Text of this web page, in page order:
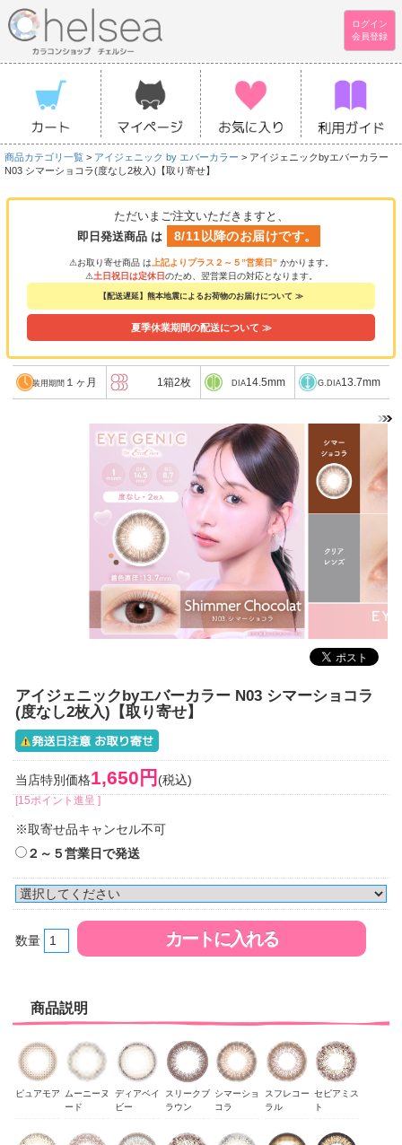
ログイン
会員登録
商品カテゴリ一覧 > アイジェニック by エバーカラー > アイジェニックbyエバーカラー
N03 シマーショコラ(度なし2枚入)【取り寄せ】
ただいまご注文いただきますと、
即日発送商品 は
8/11以降のお届けです。
⚠お取り寄せ商品 は 上記よりプラス２～５”営業日” かかります。
⚠土日祝日は定休日のため、翌営業日の対応となります。
【配送遅延】熊本地震によるお荷物のお届けについて ≫
夏季休業期間の配送について ≫
装用期間 １ヶ月 1箱2枚 DIA14.5mm G.DIA13.7mm
アイジェニックbyエバーカラー N03 シマーショコラ
(度なし2枚入)【取り寄せ】
当店特別価格1,650円 (税込)
[15ポイント進呈 ]
※取寄せ品キャンセル不可
２～５営業日で発送
数量
商品説明
ピュアモア ムーニーヌ
ード
ディアベイ
ビー
スリークブ
ラウン
シマーショ
コラ
スフレコー
ラル
セピアミス
ト